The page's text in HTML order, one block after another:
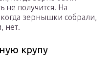
не получится. На
зернышки собрали,
нет.
крупу